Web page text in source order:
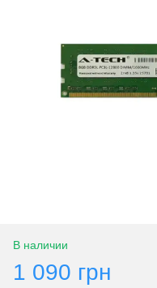
В наличии
1 090 грн